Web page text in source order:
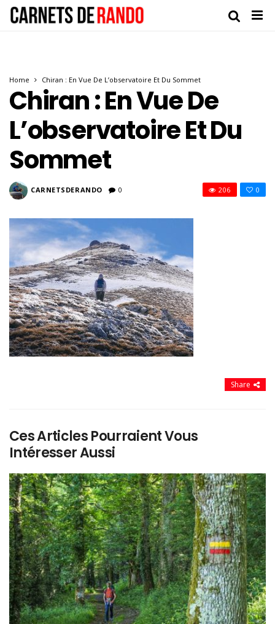
Home Chiran : En Vue De L’observatoire Et Du Sommet
Chiran : En Vue De
L’observatoire Et Du
Sommet
CARNETSDERANDO 0 0
206
Share
Ces Articles Pourraient Vous
Intéresser Aussi